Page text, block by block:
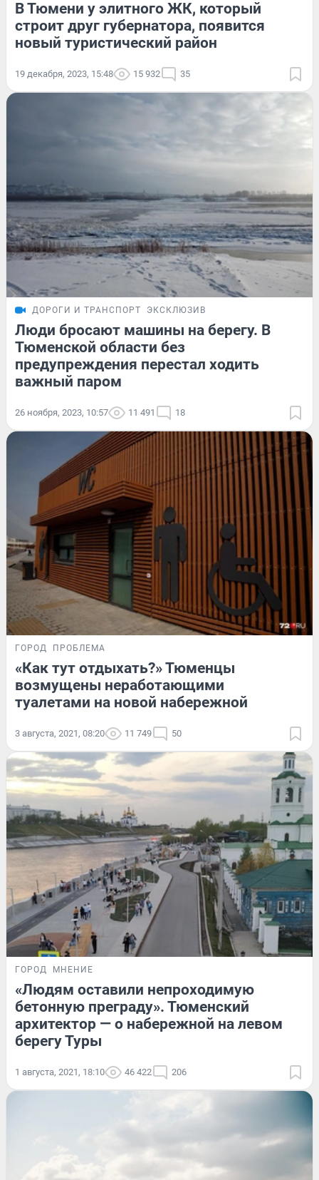
В Тюмени у элитного ЖК, который
строит друг губернатора, появится
новый туристический район
19 декабря, 2023, 15:48 15 932 35
ДОРОГИ И ТРАНСПОРТ ЭКСКЛЮЗИВ
Люди бросают машины на берегу. В
Тюменской области без
предупреждения перестал ходить
важный паром
26 ноября, 2023, 10:57 11 491 18
ГОРОД ПРОБЛЕМА
«Как тут отдыхать?» Тюменцы
возмущены неработающими
туалетами на новой набережной
3 августа, 2021, 08:20 11 749 50
ГОРОД МНЕНИЕ
«Людям оставили непроходимую
бетонную преграду». Тюменский
архитектор — о набережной на левом
берегу Туры
1 августа, 2021, 18:10 46 422 206